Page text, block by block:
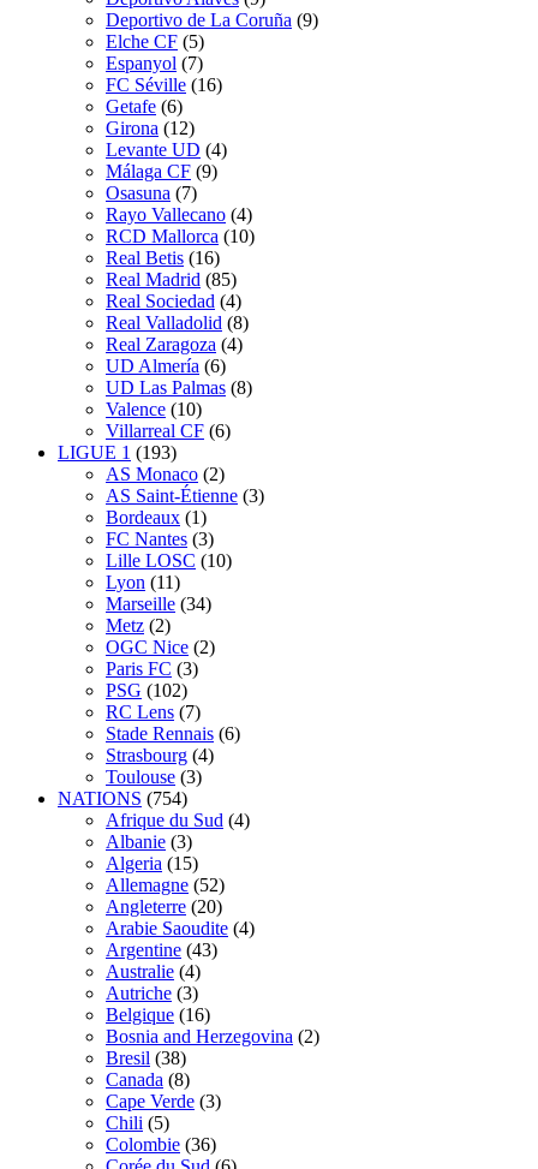
Deportivo de La Coruña (9)
Elche CF (5)
Espanyol (7)
FC Séville (16)
Getafe (6)
Girona (12)
Levante UD (4)
Málaga CF (9)
Osasuna (7)
Rayo Vallecano (4)
RCD Mallorca (10)
Real Betis (16)
Real Madrid (85)
Real Sociedad (4)
Real Valladolid (8)
Real Zaragoza (4)
UD Almería (6)
UD Las Palmas (8)
Valence (10)
Villarreal CF (6)
LIGUE 1 (193)
AS Monaco (2)
AS Saint-Étienne (3)
Bordeaux (1)
FC Nantes (3)
Lille LOSC (10)
Lyon (11)
Marseille (34)
Metz (2)
OGC Nice (2)
Paris FC (3)
PSG (102)
RC Lens (7)
Stade Rennais (6)
Strasbourg (4)
Toulouse (3)
NATIONS (754)
Afrique du Sud (4)
Albanie (3)
Algeria (15)
Allemagne (52)
Angleterre (20)
Arabie Saoudite (4)
Argentine (43)
Australie (4)
Autriche (3)
Belgique (16)
Bosnia and Herzegovina (2)
Bresil (38)
Canada (8)
Cape Verde (3)
Chili (5)
Colombie (36)